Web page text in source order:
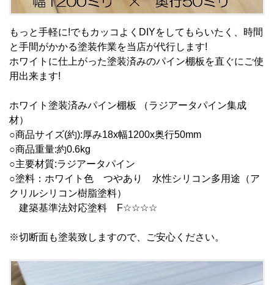
もっと手軽に!でもカッコよくDIYをしてもらいたく、時間
と手間がかかる塗装作業を当店が代行します!
ホワイトに仕上がった塗装済みのパイン棚板を直ぐにご使
用出来ます!
ホワイト塗装済みパイン棚板 （ラジアータパイン集成
材）
○商品サイズ(約):厚み18x幅1200x奥行50mm
○商品重量:約0.6kg
○主要材質:ラジアータパイン
○塗料：ホワイト色 つやあり 水性シリコン多用途（ア
クリルシリコン樹脂塗料）
建築基準法対応塗料 F☆☆☆☆
※切断面も塗装致しますので、ご安心ください。